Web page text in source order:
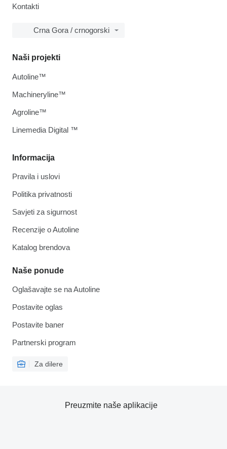
Kontakti
Crna Gora / crnogorski
Informacija
Pravila i uslovi
Politika privatnosti
Savjeti za sigurnost
Recenzije o Autoline
Katalog brendova
Naše ponude
Oglašavajte se na Autoline
Postavite oglas
Postavite baner
Partnerski program
Za dilere
Naši projekti
Autoline™
Machineryline™
Agroline™
Linemedia Digital ™
Preuzmite naše aplikacije